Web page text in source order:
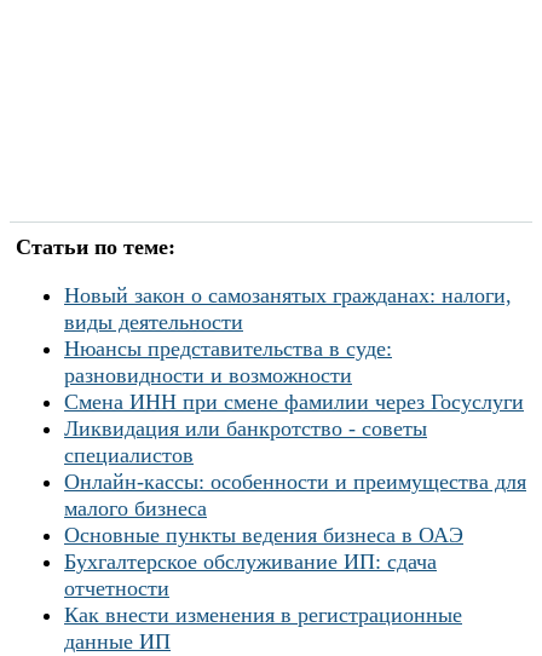
Статьи по теме:
Новый закон о самозанятых гражданах: налоги,
виды деятельности
Нюансы представительства в суде:
разновидности и возможности
Смена ИНН при смене фамилии через Госуслуги
Ликвидация или банкротство - советы
специалистов
Онлайн-кассы: особенности и преимущества для
малого бизнеса
Основные пункты ведения бизнеса в ОАЭ
Бухгалтерское обслуживание ИП: сдача
отчетности
Как внести изменения в регистрационные
данные ИП